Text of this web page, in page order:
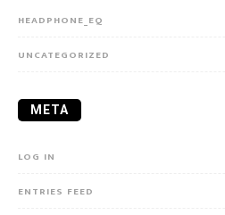
HEADPHONE_EQ
UNCATEGORIZED
META
LOG IN
ENTRIES FEED